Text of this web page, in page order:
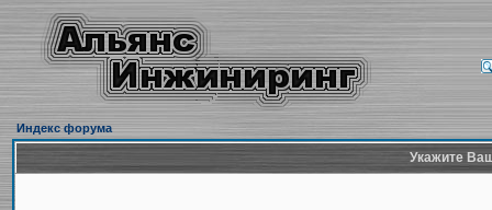
Индекс форума
Укажите